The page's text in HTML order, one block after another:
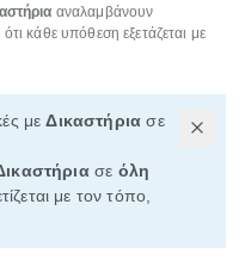
αναλαμβάνουν
κάθε υπόθεση εξετάζεται με
μεΔικαστήρια σε
σε όλη
με τον τόπο,